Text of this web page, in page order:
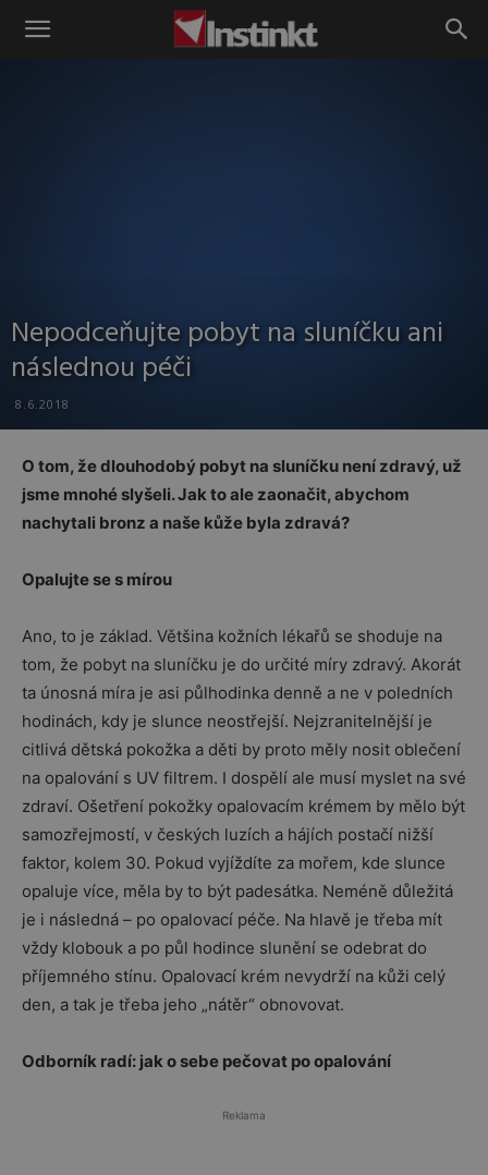
Instinkt
Nepodceňujte pobyt na sluníčku ani
následnou péči
8.6.2018
O tom, že dlouhodobý pobyt na sluníčku není zdravý, už
jsme mnohé slyšeli. Jak to ale zaonačit, abychom
nachytali bronz a naše kůže byla zdravá?
Opalujte se s mírou
Ano, to je základ. Většina kožních lékařů se shoduje na
tom, že pobyt na sluníčku je do určité míry zdravý. Akorát
ta únosná míra je asi půlhodinka denně a ne v poledních
hodinách, kdy je slunce neostřejší. Nejzranitelnější je
citlivá dětská pokožka a děti by proto měly nosit oblečení
na opalování s UV filtrem. I dospělí ale musí myslet na své
zdraví. Ošetření pokožky opalovacím krémem by mělo být
samozřejmostí, v českých luzích a hájích postačí nižší
faktor, kolem 30. Pokud vyjíždíte za mořem, kde slunce
opaluje více, měla by to být padesátka. Neméně důležitá
je i následná – po opalovací péče. Na hlavě je třeba mít
vždy klobouk a po půl hodince slunění se odebrat do
příjemného stínu. Opalovací krém nevydrží na kůži celý
den, a tak je třeba jeho „nátěr“ obnovovat.
Odborník radí: jak o sebe pečovat po opalování
Reklama